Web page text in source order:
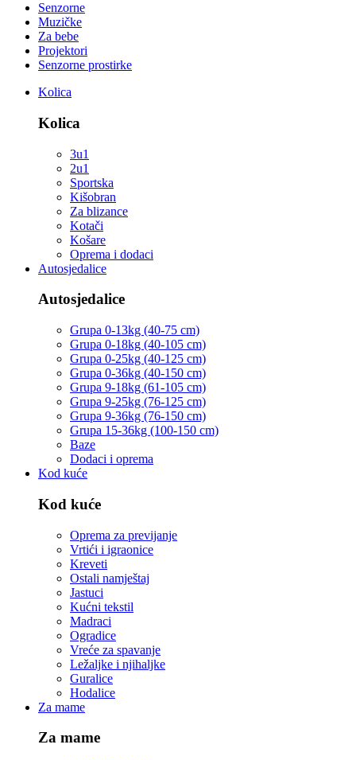
Senzorne
Muzičke
Za bebe
Projektori
Senzorne prostirke
Kolica
Kolica
3u1
2u1
Sportska
Kišobran
Za blizance
Kotači
Košare
Oprema i dodaci
Autosjedalice
Autosjedalice
Grupa 0-13kg (40-75 cm)
Grupa 0-18kg (40-105 cm)
Grupa 0-25kg (40-125 cm)
Grupa 0-36kg (40-150 cm)
Grupa 9-18kg (61-105 cm)
Grupa 9-25kg (76-125 cm)
Grupa 9-36kg (76-150 cm)
Grupa 15-36kg (100-150 cm)
Baze
Dodaci i oprema
Kod kuće
Kod kuće
Oprema za previjanje
Vrtići i igraonice
Kreveti
Ostali namještaj
Jastuci
Kućni tekstil
Madraci
Ogradice
Vreće za spavanje
Ležaljke i njihaljke
Guralice
Hodalice
Za mame
Za mame